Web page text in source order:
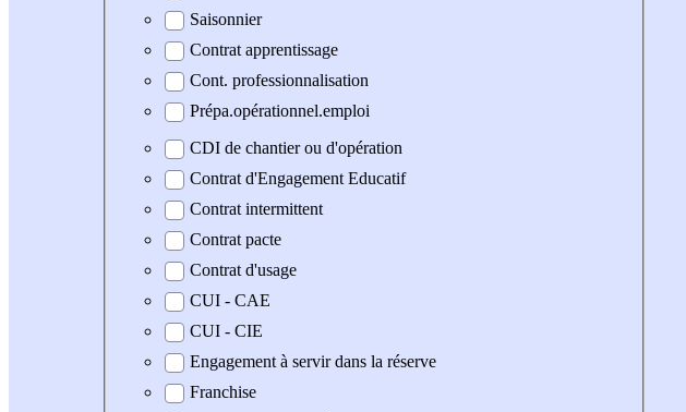
Saisonnier
Contrat apprentissage
Cont. professionnalisation
Prépa.opérationnel.emploi
CDI de chantier ou d'opération
Contrat d'Engagement Educatif
Contrat intermittent
Contrat pacte
Contrat d'usage
CUI - CAE
CUI - CIE
Engagement à servir dans la réserve
Franchise